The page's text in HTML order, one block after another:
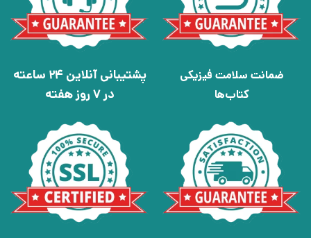
ضمانت سلامت فیزیکی
کتاب‌ها
پشتیبانی آنلاین 24 ساعته
در 7 روز هفته